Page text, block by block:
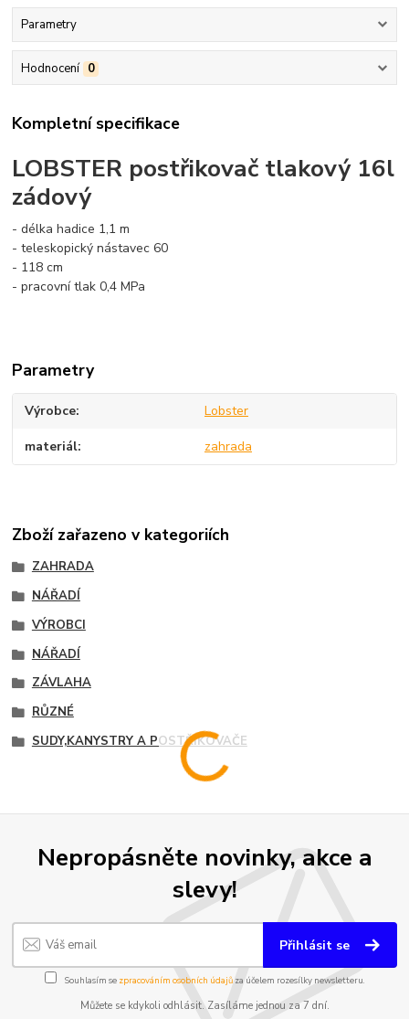
Parametry
Hodnocení 0
Kompletní specifikace
LOBSTER postřikovač tlakový 16l
zádový
- délka hadice 1,1 m
- teleskopický nástavec 60
- 118 cm
- pracovní tlak 0,4 MPa
Parametry
Výrobce Lobster
materiál zahrada
Zboží zařazeno v kategoriích
ZAHRADA
NÁŘADÍ
VÝROBCI
NÁŘADÍ
ZÁVLAHA
RŮZNÉ
SUDY,KANYSTRY A POSTŘIKOVAČE
Nepropásněte novinky, akce a
slevy!
Přihlásit se
Souhlasím se zpracováním osobních údajůza účelem rozesílky newsletteru.
Můžete se kdykoli odhlásit. Zasíláme jednou za 7 dní.